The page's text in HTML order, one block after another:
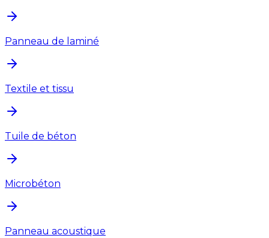
Panneau de laminé
Textile et tissu
Tuile de béton
Microbéton
Panneau acoustique